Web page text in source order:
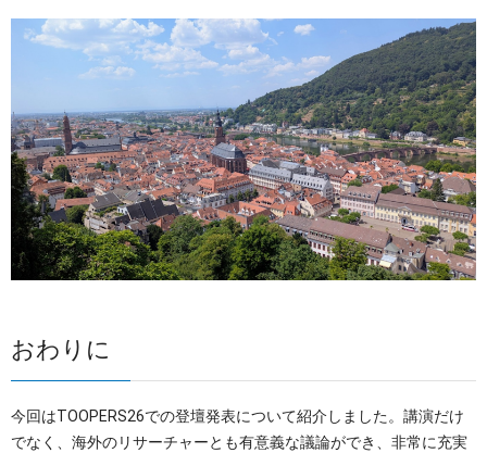
おわりに
今回はTOOPERS26での登壇発表について紹介しました。講演だけ
でなく、海外のリサーチャーとも有意義な議論ができ、非常に充実